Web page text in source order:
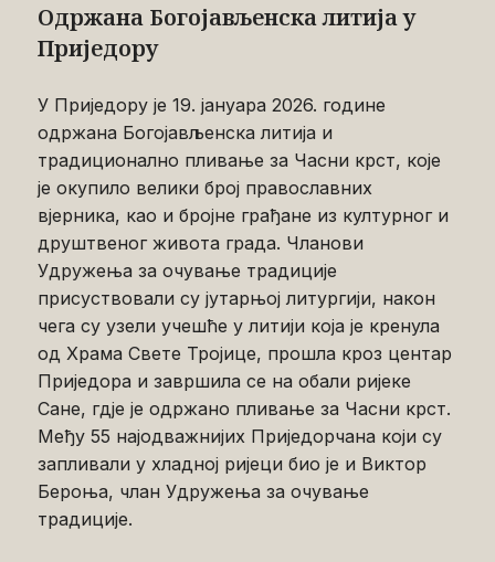
Одржана Богојављенска литија у
Приједору
У Приједору је 19. јануара 2026. године
одржана Богојављенска литија и
традиционално пливање за Часни крст, које
је окупило велики број православних
вјерника, као и бројне грађане из културног и
друштвеног живота града. Чланови
Удружења за очување традиције
присуствовали су јутарњој литургији, након
чега су узели учешће у литији која је кренула
од Храма Свете Тројице, прошла кроз центар
Приједора и завршила се на обали ријеке
Сане, гдје је одржано пливање за Часни крст.
Међу 55 најодважнијих Приједорчана који су
запливали у хладној ријеци био је и Виктор
Бероња, члан Удружења за очување
традиције.